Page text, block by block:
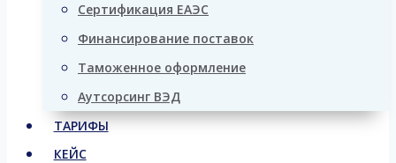
Сертификация ЕАЭС
Финансирование поставок
Таможенное оформление
Аутсорсинг ВЭД
ТАРИФЫ
КЕЙС